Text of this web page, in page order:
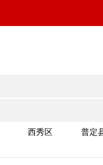
西秀区 普定